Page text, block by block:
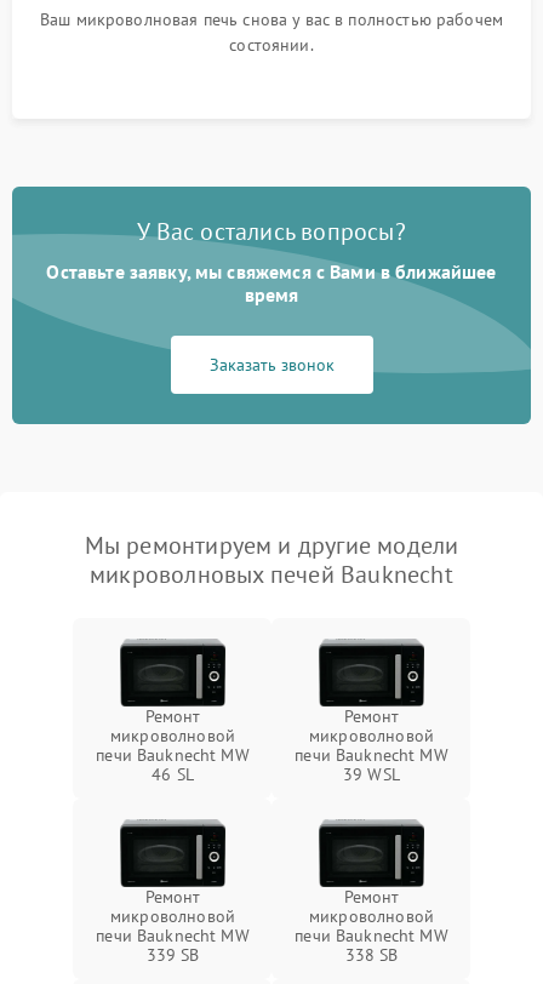
Ваш микроволновая печь снова у вас в полностью рабочем
состоянии.
У Вас остались вопросы?
Оставьте заявку, мы свяжемся с Вами в ближайшее
время
Заказать звонок
Мы ремонтируем и другие модели
микроволновых печей Bauknecht
Ремонт
микроволновой
печи Bauknecht MW
46 SL
Ремонт
микроволновой
печи Bauknecht MW
39 WSL
Ремонт
микроволновой
печи Bauknecht MW
339 SB
Ремонт
микроволновой
печи Bauknecht MW
338 SB